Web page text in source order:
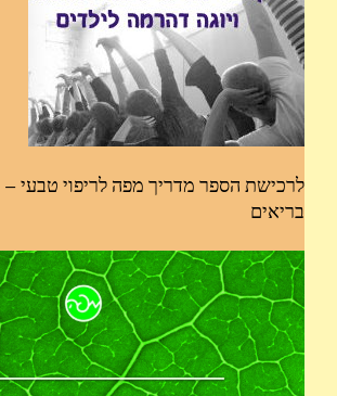
לרכישת הספר מדריך מפה לריפוי טבעי –
בריאים